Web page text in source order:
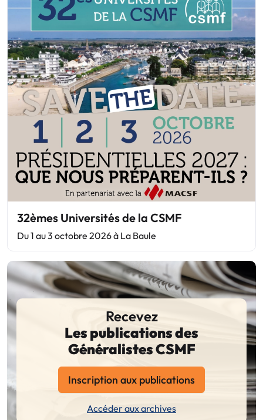
32èmes Universités de la CSMF
Du 1 au 3 octobre 2026 à La Baule
Recevez
Les publications des
Généralistes CSMF
Inscription aux publications
Accéder aux archives